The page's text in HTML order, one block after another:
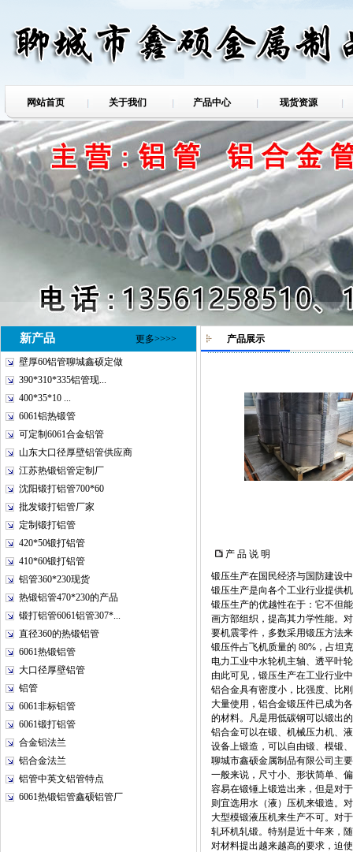
网站首页 关于我们 产品中心 现货资源
新产品 更多>>>>
壁厚60铝管聊城鑫硕定做
390*310*335铝管现...
400*35*10 ...
6061铝热锻管
可定制6061合金铝管
山东大口径厚壁铝管供应商
江苏热锻铝管定制厂
沈阳锻打铝管700*60
批发锻打铝管厂家
定制锻打铝管
420*50锻打铝管
410*60锻打铝管
铝管360*230现货
热锻铝管470*230的产品
锻打铝管6061铝管307*...
直径360的热锻铝管
6061热锻铝管
大口径厚壁铝管
铝管
6061非标铝管
6061锻打铝管
合金铝法兰
铝合金法兰
铝管中英文铝管特点
6061热锻铝管鑫硕铝管厂
产品展示
产 品 说 明
锻压生产在国民经济与国防建设
锻压生产是向各个工业行业提供
锻压生产的优越性在于：它不但
画方部组织，提高其力学性能。
要机震零件，多数采用锻压方法
锻压件占飞机质量的 80%，占坦
电力工业中水轮机主轴、透平叶
由此可见，锻压生产在工业行业
铝合金具有密度小，比强度、比
大量使用，铝合金锻压件已成为
的材料。凡是用低碳钢可以锻出
铝合金可以在锻、机械压力机、
设备上锻造，可以自由锻、模锻
聊城市鑫硕金属制品有限公司主
一般来说，尺寸小、形状简单、
容易在锻锤上锻造出来，但是对
则宜选用水（液）压机来锻造。
大型模锻液压机来生产不可。对
轧环机轧锻。特别是近十年来，
对材料提出越来越高的要求，迫